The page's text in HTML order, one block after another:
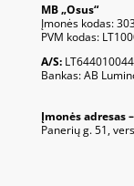
MB „Osus“
Įmonės kodas:
PVM kodas:
A/S:
Bankas: AB
Įmonės adresas
Panerių g. 51,